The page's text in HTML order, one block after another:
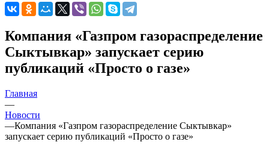
Компания «Газпром газораспределение
Сыктывкар» запускает серию
публикаций «Просто о газе»
Главная
—
Новости
—Компания «Газпром газораспределение Сыктывкар»
запускает серию публикаций «Просто о газе»